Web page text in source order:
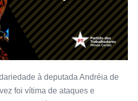
à deputada Andréia de
foi vítima de ataques e